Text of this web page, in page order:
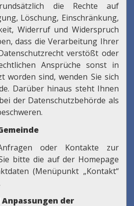
die Rechte auf
Löschung, Einschränkung,
Widerruf und Widerspruch
dass die Verarbeitung Ihrer
verstößt oder
Ansprüche sonst in
worden sind, wenden Sie sich
Darüber hinaus steht Ihnen
der Datenschutzbehörde als
oder Kontakte zur
bitte die auf der Homepage
(Menüpunkt „Kontakt“
der